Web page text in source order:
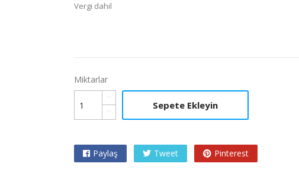
Vergi dahil
Miktarlar
Sepete Ekleyin
Paylaş Tweet Pinterest